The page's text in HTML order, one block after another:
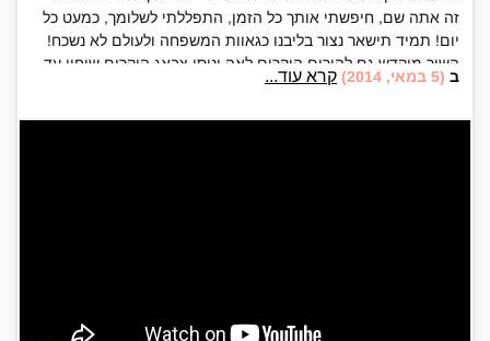
זה אתה שם, חיפשתי אותך כל הזמן, התפללתי לשלומך, כמעט כל
יום! תמיד תישאר נצור בליבנו כגאוות המשפחה ולעולם לא נשכח!
השיר מוקדש גם להורים היקרים לאה ונוסי צבאג היקרים שיחיו עד
120 מתוך בריאות שלוה שפע והרחבה והרבה נחת מהילדים
ב (5 במאי, 2014) קרא עוד...